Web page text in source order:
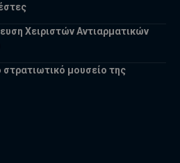
Χειριστών Αντιαρματικών
στρατιωτικό μουσείο της